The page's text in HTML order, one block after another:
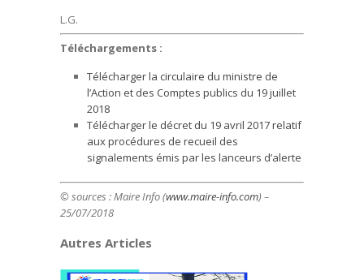
L.G.
Téléchargements :
Télécharger la circulaire du ministre de
l’Action et des Comptes publics du 19 juillet
2018
Télécharger le décret du 19 avril 2017 relatif
aux procédures de recueil des
signalements émis par les lanceurs d’alerte
© sources : Maire Info (www.maire-info.com) –
25/07/2018
Autres Articles